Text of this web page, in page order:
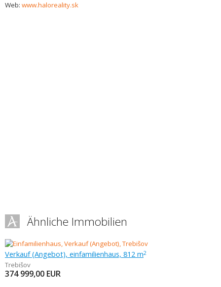
Web: www.haloreality.sk
Ähnliche Immobilien
Verkauf (Angebot), einfamilienhaus, 812 m2
Trebišov
374 999,00 EUR